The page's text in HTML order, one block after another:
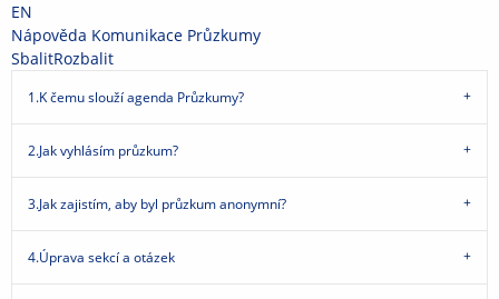
Přeskočit
na
horní
Přeskočit
na
hlavičku
Přeskočit
na
obsah
Přeskočit
na
patičku
EN
>
Nápověda >
Komunikace >
Průzkumy
SbalitRozbalit
1.K čemu slouží agenda Průzkumy?
2.Jak vyhlásím průzkum?
3.Jak zajistím, aby byl průzkum anonymní?
4.Úprava sekcí a otázek